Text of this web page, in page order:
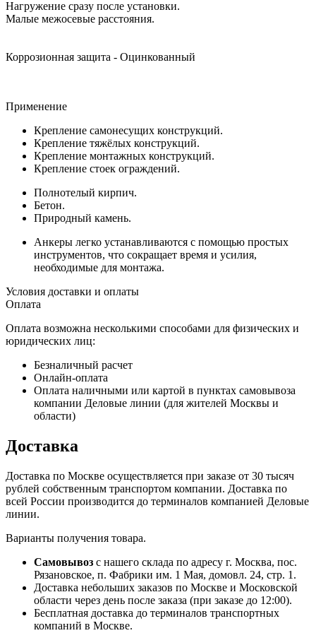
Нагружение сразу после установки.
Малые межосевые расстояния.
Коррозионная защита - Оцинкованный
Применение
Крепление самонесущих конструкций.
Крепление тяжёлых конструкций.
Крепление монтажных конструкций.
Крепление стоек ограждений.
Полнотелый кирпич.
Бетон.
Природный камень.
Анкеры легко устанавливаются с помощью простых
инструментов, что сокращает время и усилия,
необходимые для монтажа.
Условия доставки и оплаты
Оплата
Оплата возможна несколькими способами для физических и
юридических лиц:
Безналичный расчет
Онлайн-оплата
Оплата наличными или картой в пунктах самовывоза
компании Деловые линии (для жителей Москвы и
области)
Доставка
Доставка по Москве осуществляется при заказе от 30 тысяч
рублей собственным транспортом компании. Доставка по
всей России производится до терминалов компанией Деловые
линии.
Варианты получения товара.
Самовывоз с нашего склада по адресу г. Москва, пос.
Рязановское, п. Фабрики им. 1 Мая, домовл. 24, стр. 1.
Доставка небольших заказов по Москве и Московской
области через день после заказа (при заказе до 12:00).
Бесплатная доставка до терминалов транспортных
компаний в Москве.